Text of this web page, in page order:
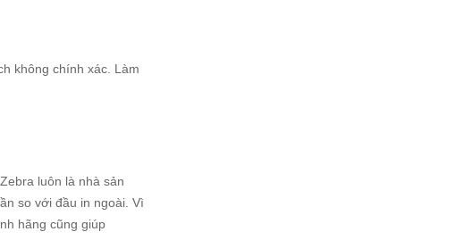
không chính xác. Làm
luôn là nhà sản
so với đầu in ngoài. Vì
hãng cũng giúp